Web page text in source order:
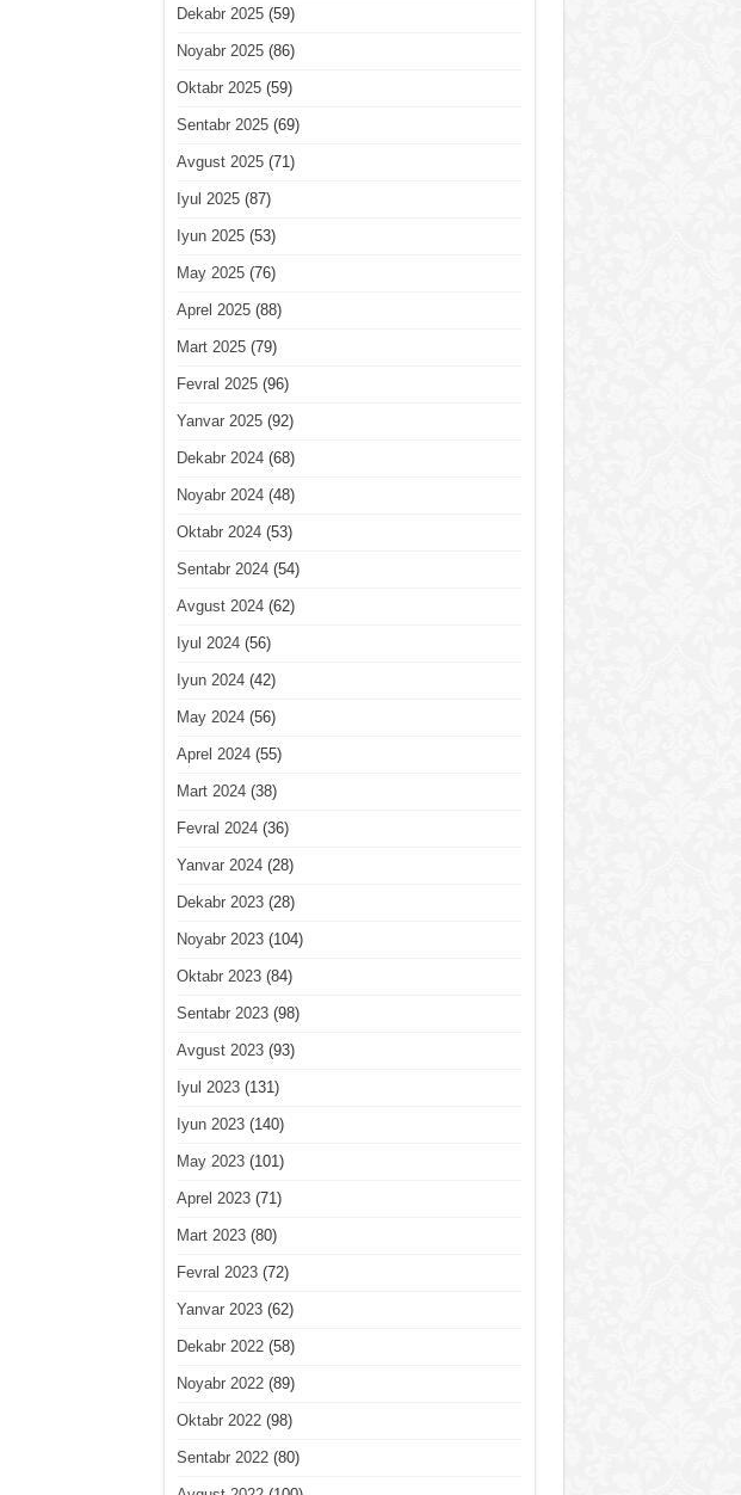
Dekabr 2025(59)
Noyabr 2025(86)
Oktabr 2025(59)
Sentabr 2025(69)
Avgust 2025(71)
Iyul 2025(87)
Iyun 2025(53)
May 2025(76)
Aprel 2025(88)
Mart 2025(79)
Fevral 2025(96)
Yanvar 2025(92)
Dekabr 2024(68)
Noyabr 2024(48)
Oktabr 2024(53)
Sentabr 2024(54)
Avgust 2024(62)
Iyul 2024(56)
Iyun 2024(42)
May 2024(56)
Aprel 2024(55)
Mart 2024(38)
Fevral 2024(36)
Yanvar 2024(28)
Dekabr 2023(28)
Noyabr 2023(104)
Oktabr 2023(84)
Sentabr 2023(98)
Avgust 2023(93)
Iyul 2023(131)
Iyun 2023(140)
May 2023(101)
Aprel 2023(71)
Mart 2023(80)
Fevral 2023(72)
Yanvar 2023(62)
Dekabr 2022(58)
Noyabr 2022(89)
Oktabr 2022(98)
Sentabr 2022(80)